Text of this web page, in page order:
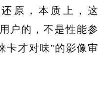
原，本质上，这
户的，不是性能参
卡才对味”的影像审